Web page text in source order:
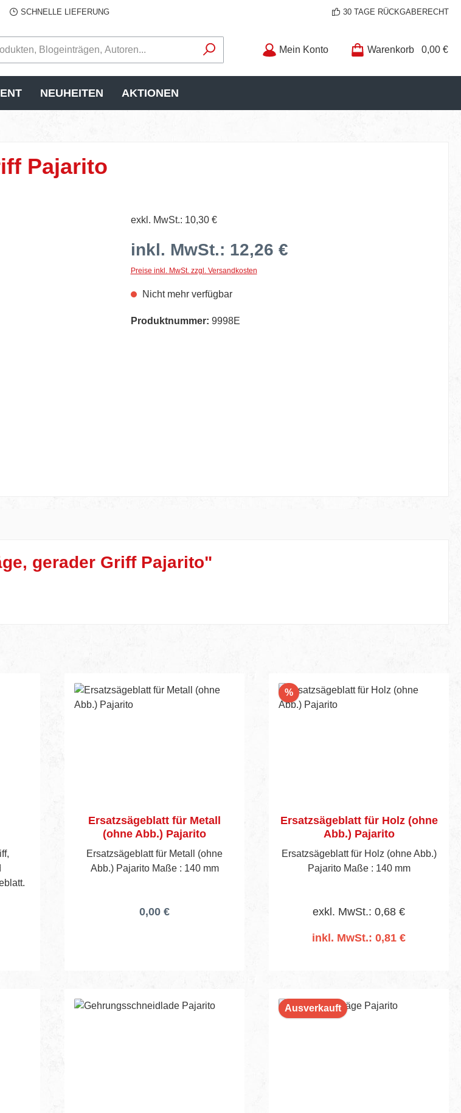
SCHNELLE LIEFERUNG 30 TAGE RÜCKGABERECHT
Mein Konto Warenkorb 0,00 €
NEUHEITEN AKTIONEN
Pajarito
exkl. MwSt.: 10,30 €
inkl. MwSt.: 12,26 €
Preise inkl. MwSt. zzgl. Versandkosten
Nicht mehr verfügbar
Produktnummer: 9998E
gerader Griff Pajarito"
Ersatzsägeblatt für Metall
(ohne Abb.) Pajarito
Ersatzsägeblatt für Metall (ohne
Abb.) Pajarito Maße : 140 mm
0,00 €
%Rabatt
Ersatzsägeblatt für Holz (ohne
Abb.) Pajarito
Ersatzsägeblatt für Holz (ohne Abb.)
Pajarito Maße : 140 mm
exkl. MwSt.: 0,68 €
inkl. MwSt.: 0,81 €
Ausverkauft